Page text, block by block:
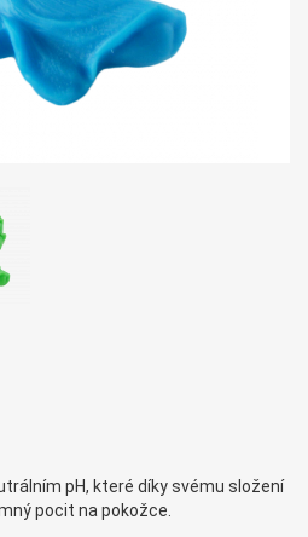
pH, které díky svému složení
pocit na pokožce.